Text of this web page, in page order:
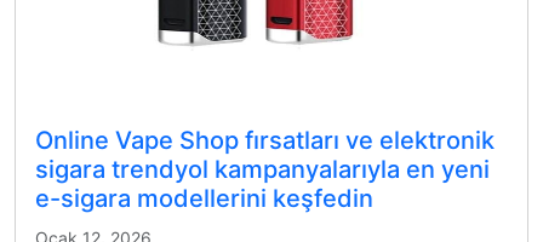
Online Vape Shop fırsatları ve elektronik
sigara trendyol kampanyalarıyla en yeni
e-sigara modellerini keşfedin
Ocak 12, 2026